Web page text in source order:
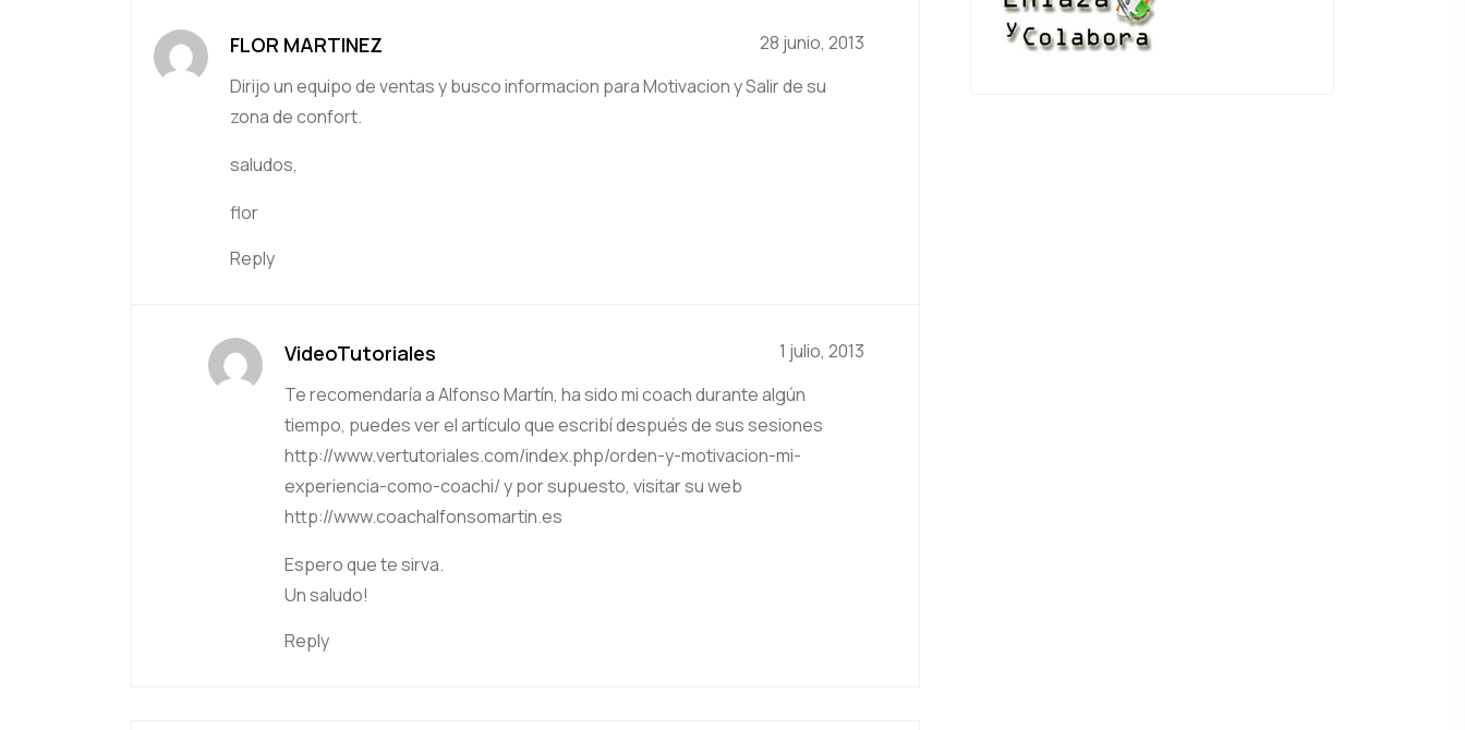
FLOR MARTINEZ
28 junio, 2013
Dirijo un equipo de ventas y busco informacion para Motivacion y Salir de su
zona de confort.
saludos,
flor
Reply
VideoTutoriales
1 julio, 2013
Te recomendaría a Alfonso Martín, ha sido mi coach durante algún
tiempo, puedes ver el artículo que escribí después de sus sesiones
http://www.vertutoriales.com/index.php/orden-y-motivacion-mi-
experiencia-como-coachi/y por supuesto, visitar su web
http://www.coachalfonsomartin.es
Espero que te sirva.
Un saludo!
Reply